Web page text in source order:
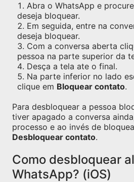
Abra o WhatsApp e
deseja bloquear.
Em seguida, entre na
deseja bloquear.
Com a conversa aberta
pessoa na parte superior da
Desça a tela ate o final.
Na parte inferior no lado
clique em Bloquear contato.
Para desbloquear a pessoa
tiver apagado a conversa
processo e ao invés de
Desbloquear contato.
Como desbloquear
WhatsApp? (iOS)